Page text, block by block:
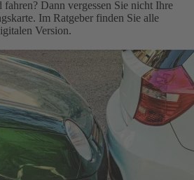
Dann vergessen Sie nicht Ihre
Im Ratgeber finden Sie alle
Version.